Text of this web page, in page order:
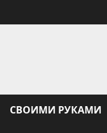
СВОИМИ РУКАМИ